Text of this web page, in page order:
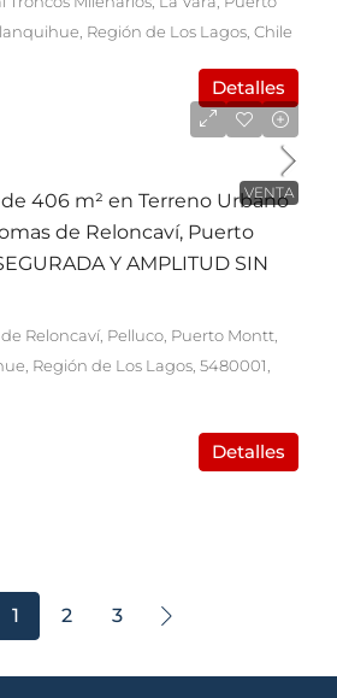
Región de Los Lagos, Chile
Detalles
VENTA
406 m² en Terreno Urbano
de Reloncaví, Puerto
Y AMPLITUD SIN
Reloncaví, Pelluco, Puerto Montt,
Región de Los Lagos, 5480001,
Detalles
1 2 3